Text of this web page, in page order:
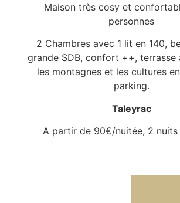
Maison très cosy et
personnes
2 Chambres avec 1 lit en 140,
grande SDB, confort ++, terrasse
les montagnes et les cultures
parking.
Taleyrac
A partir de 90€/nuitée, 2 nuits